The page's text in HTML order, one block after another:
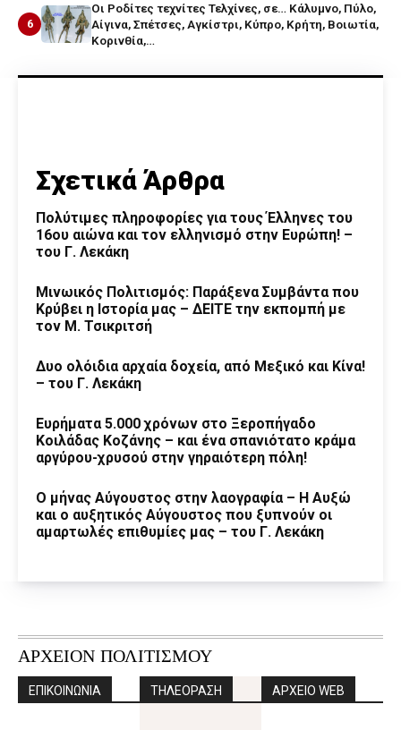
6
Οι Ροδίτες τεχνίτες Τελχίνες, σε… Κάλυμνο, Πύλο,
Αίγινα, Σπέτσες, Αγκίστρι, Κύπρο, Κρήτη, Βοιωτία,
Κορινθία,…
Σχετικά Άρθρα
Πολύτιμες πληροφορίες για τους Έλληνες του
16ου αιώνα και τον ελληνισμό στην Ευρώπη! –
του Γ. Λεκάκη
Μινωικός Πολιτισμός: Παράξενα Συμβάντα που
Κρύβει η Ιστορία μας – ΔΕΙΤΕ την εκπομπή με
τον Μ. Τσικριτσή
Δυο ολόιδια αρχαία δοχεία, από Μεξικό και Κίνα!
– του Γ. Λεκάκη
Ευρήματα 5.000 χρόνων στο Ξεροπήγαδο
Κοιλάδας Κοζάνης – και ένα σπανιότατο κράμα
αργύρου-χρυσού στην γηραιότερη πόλη!
Ο μήνας Αύγουστος στην λαογραφία – Η Αυξώ
και ο αυξητικός Αύγουστος που ξυπνούν οι
αμαρτωλές επιθυμίες μας – του Γ. Λεκάκη
ΑΡΧΕΙΟΝ ΠΟΛΙΤΙΣΜΟΥ
ΕΠΙΚΟΙΝΩΝΙΑ ΤΗΛΕΟΡΑΣΗ ΑΡΧΕΙΟ WEB